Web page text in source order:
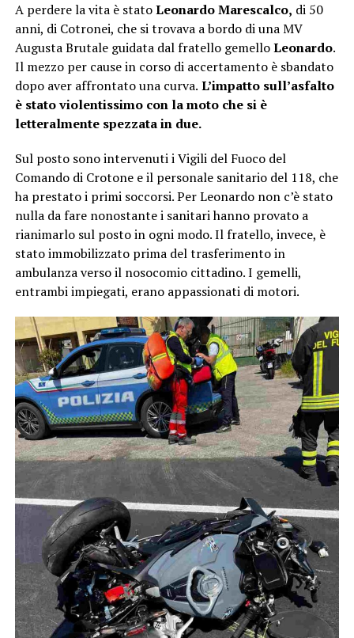
A perdere la vita è statoLeonardo Marescalco, di 50
anni, di Cotronei, che si trovava a bordo di una MV
Augusta Brutale guidata dal fratello gemelloLeonardo.
Il mezzo per cause in corso di accertamento è sbandato
dopo aver affrontato una curva. L’impatto sull’asfalto
è stato violentissimo con la moto che si è
letteralmente spezzata in due.
Sul posto sono intervenuti i Vigili del Fuoco del
Comando di Crotone e il personale sanitario del 118, che
ha prestato i primi soccorsi. Per Leonardo non c’è stato
nulla da fare nonostante i sanitari hanno provato a
rianimarlo sul posto in ogni modo. Il fratello, invece, è
stato immobilizzato prima del trasferimento in
ambulanza verso il nosocomio cittadino. I gemelli,
entrambi impiegati, erano appassionati di motori.